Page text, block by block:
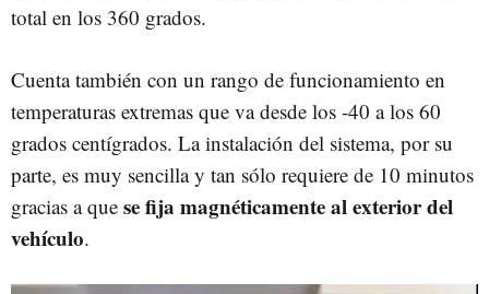
total en los 360 grados.
Cuenta también con un rango de funcionamiento en
temperaturas extremas que va desde los -40 a los 60
grados centígrados. La instalación del sistema, por su
parte, es muy sencilla y tan sólo requiere de 10 minutos
gracias a que se fija magnéticamente al exterior del
vehículo.